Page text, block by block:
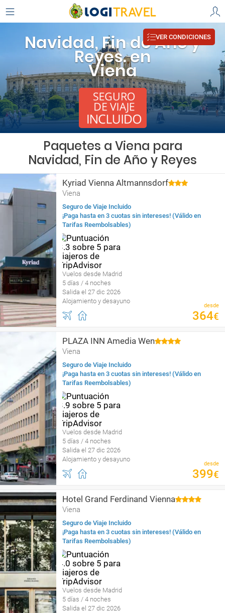
Navidad, Fin de Año y
Reyes. en
Viena
VER CONDICIONES
Paquetes a Viena para
Navidad, Fin de Año y Reyes
Kyriad Vienna Altmannsdorf
Viena
Seguro de Viaje Incluido
¡Paga hasta en 3 cuotas sin intereses! (Válido en
Tarifas Reembolsables)
Vuelos desde Madrid
5 días / 4 noches
Salida el 27 dic 2026
Alojamiento y desayuno
desde
364€
PLAZA INN Amedia Wen
Viena
Seguro de Viaje Incluido
¡Paga hasta en 3 cuotas sin intereses! (Válido en
Tarifas Reembolsables)
Vuelos desde Madrid
5 días / 4 noches
Salida el 27 dic 2026
Alojamiento y desayuno
desde
399€
Hotel Grand Ferdinand Vienna
Viena
Seguro de Viaje Incluido
¡Paga hasta en 3 cuotas sin intereses! (Válido en
Tarifas Reembolsables)
Vuelos desde Madrid
5 días / 4 noches
Salida el 27 dic 2026